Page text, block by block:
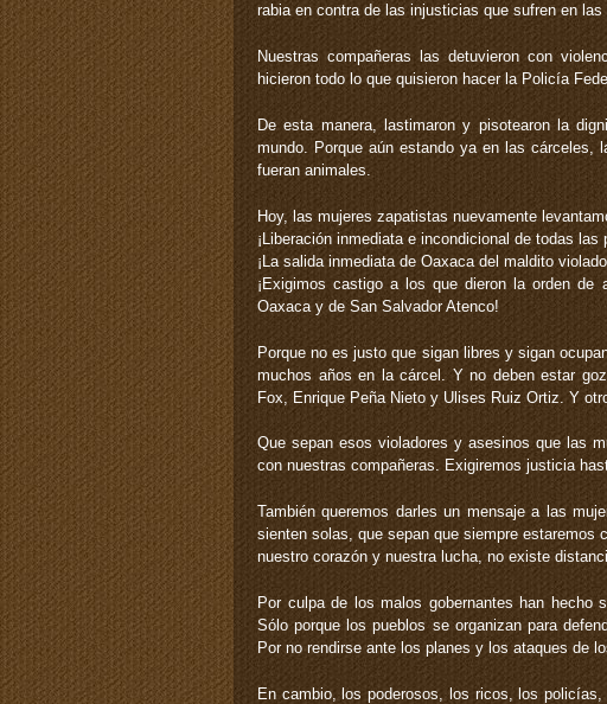
rabia en contra de las injusticias que sufren en
Nuestras compañeras las detuvieron con
hicieron todo lo que quisieron hacer la Policía
De esta manera, lastimaron y pisotearon la
mundo. Porque aún estando ya en las cárceles,
fueran animales.
Hoy, las mujeres zapatistas nuevamente
¡Liberación inmediata e incondicional de todas
¡La salida inmediata de Oaxaca del maldito
¡Exigimos castigo a los que dieron la orden
Oaxaca y de San Salvador Atenco!
Porque no es justo que sigan libres y sigan
muchos años en la cárcel. Y no deben estar
Fox, Enrique Peña Nieto y Ulises Ruiz Ortiz. Y
Que sepan esos violadores y asesinos que las
con nuestras compañeras. Exigiremos justicia
También queremos darles un mensaje a las
sienten solas, que sepan que siempre estaremos
nuestro corazón y nuestra lucha, no existe
Por culpa de los malos gobernantes han hecho
Sólo porque los pueblos se organizan para
Por no rendirse ante los planes y los ataques de
En cambio, los poderosos, los ricos, los